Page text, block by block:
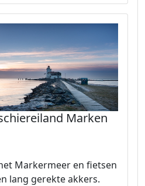
Marken
Markermeer en fietsen
lang gerekte akkers.